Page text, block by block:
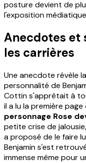
posture devient de
l'exposition
Anecdotes et
les carrières
Une anecdote révèle
personnalité de
Cottin s'apprêtait à
il a lu la première
personnage Rose
petite crise de
a proposé de le faire
Benjamin s'est
immense même pour